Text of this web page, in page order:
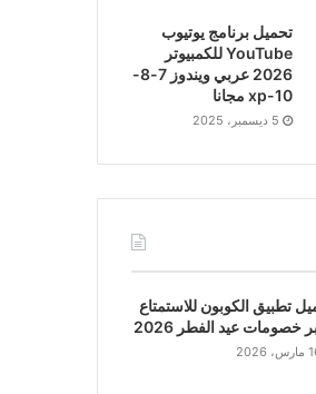
تحميل برنامج يوتيوب
YouTube للكمبيوتر
2026 عربي ويندوز 7-8-
10-xp مجانا
5 ديسمبر، 2025
تطبيق الكوبون للاستمتاع
خصومات عيد الفطر 2026
2026